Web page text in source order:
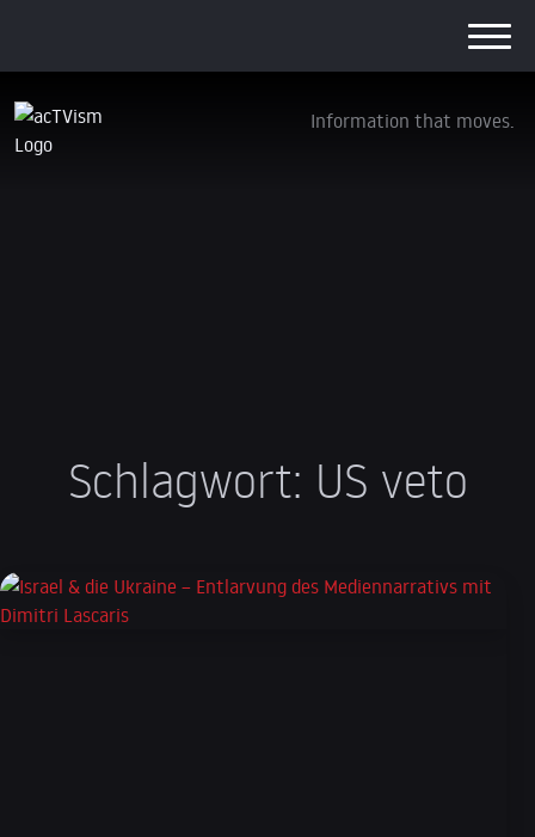
Information that moves.
Schlagwort: US veto